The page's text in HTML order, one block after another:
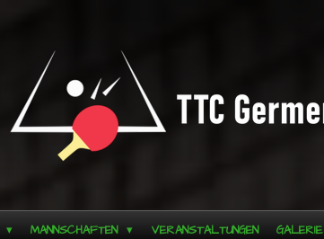
MANNSCHAFTEN VERANSTALTUNGEN GALERIE